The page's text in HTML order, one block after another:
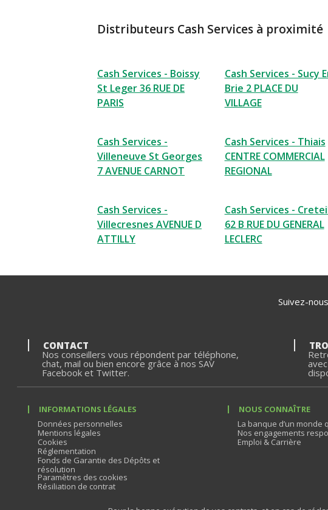
Distributeurs Cash Services à proximité
Cash Services - Boissy
St Leger 36 RUE DE
PARIS
Cash Services - Sucy
Brie 2 PLACE DU
VILLAGE
Cash Services -
Villeneuve St Georges
7 AVENUE CARNOT
Cash Services - Thiais
CENTRE COMMERCIAL
REGIONAL
Cash Services -
Villecresnes AVENUE D
ATTILLY
Cash Services -
62 B RUE DU GENERAL
LECLERC
Suivez-
CONTACT
Nos conseillers vous répondent par téléphone,
chat, mail ou bien encore grâce à nos SAV
Facebook et Twitter.
INFORMATIONS LÉGALES
Données personnelles
Mentions légales
Cookies
Réglementation
Fonds de Garantie des Dépôts et
résolution
Paramètres des cookies
Résiliation de contrat
NOUS CONNAÎTRE
La banque d’un monde
Nos engagements
Emploi & Carrière